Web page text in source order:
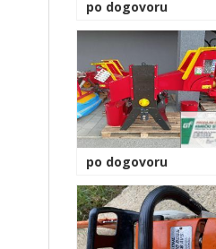
po dogovoru
po dogovoru